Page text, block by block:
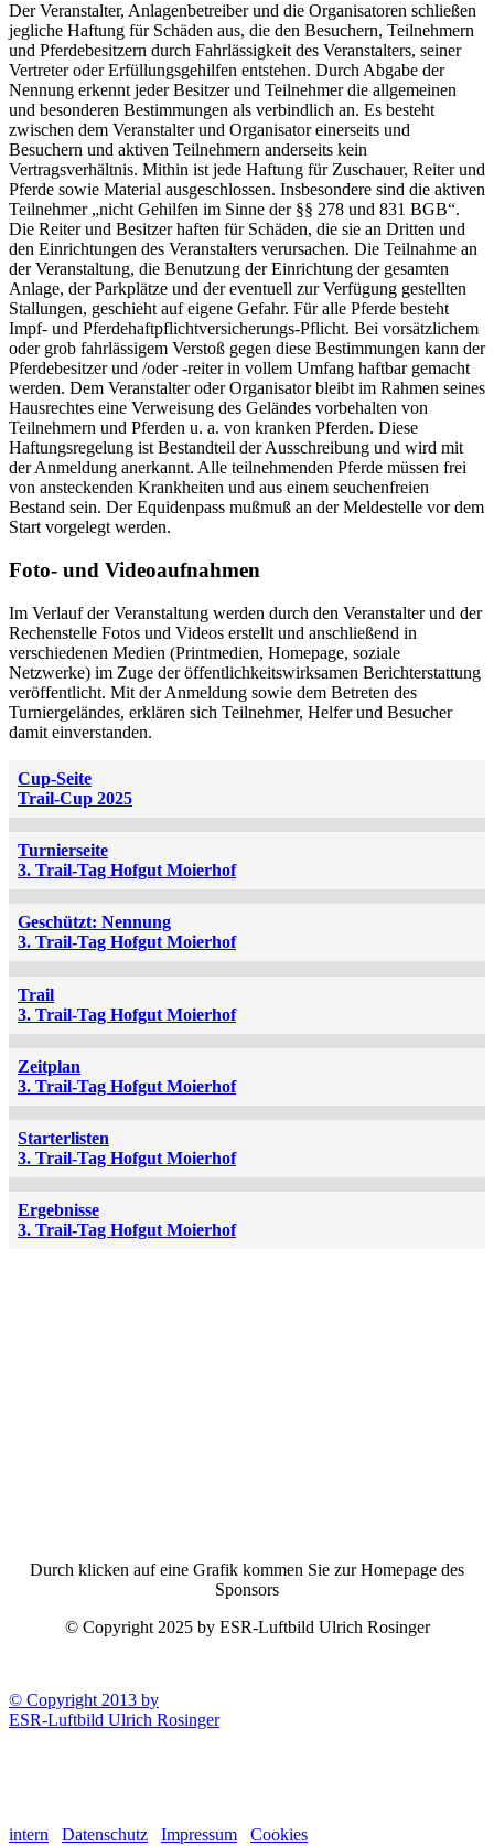
Der Veranstalter, Anlagenbetreiber und die Organisatoren schließen
jegliche Haftung für Schäden aus, die den Besuchern, Teilnehmern
und Pferdebesitzern durch Fahrlässigkeit des Veranstalters, seiner
Vertreter oder Erfüllungsgehilfen entstehen. Durch Abgabe der
Nennung erkennt jeder Besitzer und Teilnehmer die allgemeinen
und besonderen Bestimmungen als verbindlich an. Es besteht
zwischen dem Veranstalter und Organisator einerseits und
Besuchern und aktiven Teilnehmern anderseits kein
Vertragsverhältnis. Mithin ist jede Haftung für Zuschauer, Reiter und
Pferde sowie Material ausgeschlossen. Insbesondere sind die aktiven
Teilnehmer „nicht Gehilfen im Sinne der §§ 278 und 831 BGB“.
Die Reiter und Besitzer haften für Schäden, die sie an Dritten und
den Einrichtungen des Veranstalters verursachen. Die Teilnahme an
der Veranstaltung, die Benutzung der Einrichtung der gesamten
Anlage, der Parkplätze und der eventuell zur Verfügung gestellten
Stallungen, geschieht auf eigene Gefahr. Für alle Pferde besteht
Impf- und Pferdehaftpflichtversicherungs-Pflicht. Bei vorsätzlichem
oder grob fahrlässigem Verstoß gegen diese Bestimmungen kann der
Pferdebesitzer und /oder -reiter in vollem Umfang haftbar gemacht
werden. Dem Veranstalter oder Organisator bleibt im Rahmen seines
Hausrechtes eine Verweisung des Geländes vorbehalten von
Teilnehmern und Pferden u. a. von kranken Pferden. Diese
Haftungsregelung ist Bestandteil der Ausschreibung und wird mit
der Anmeldung anerkannt. Alle teilnehmenden Pferde müssen frei
von ansteckenden Krankheiten und aus einem seuchenfreien
Bestand sein. Der Equidenpass mußmuß an der Meldestelle vor dem
Start vorgelegt werden.
Foto- und Videoaufnahmen
Im Verlauf der Veranstaltung werden durch den Veranstalter und der
Rechenstelle Fotos und Videos erstellt und anschließend in
verschiedenen Medien (Printmedien, Homepage, soziale
Netzwerke) im Zuge der öffentlichkeitswirksamen Berichterstattung
veröffentlicht. Mit der Anmeldung sowie dem Betreten des
Turniergeländes, erklären sich Teilnehmer, Helfer und Besucher
damit einverstanden.
Cup-Seite
Trail-Cup 2025
Turnierseite
3. Trail-Tag Hofgut Moierhof
Geschützt: Nennung
3. Trail-Tag Hofgut Moierhof
Trail
3. Trail-Tag Hofgut Moierhof
Zeitplan
3. Trail-Tag Hofgut Moierhof
Starterlisten
3. Trail-Tag Hofgut Moierhof
Ergebnisse
3. Trail-Tag Hofgut Moierhof
Durch klicken auf eine Grafik kommen Sie zur Homepage des
Sponsors
© Copyright 2025 by ESR-Luftbild Ulrich Rosinger
© Copyright 2013 by
ESR-Luftbild Ulrich Rosinger
intern Datenschutz Impressum Cookies